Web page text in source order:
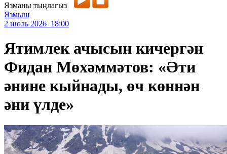
Язманы тыңлагыз
Язмыш
2 июль 2026 18:00
Ятимлек ачысын кичергән
Фидан Мөхәммәтов: «Әти
әнине кыйнады, өч көннән
әни үлде»